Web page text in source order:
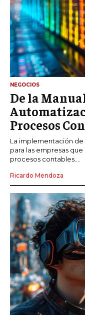
NEGOCIOS
De la
Procesos
La implementación
para las empresas
procesos contables....
Ricardo Mendoza